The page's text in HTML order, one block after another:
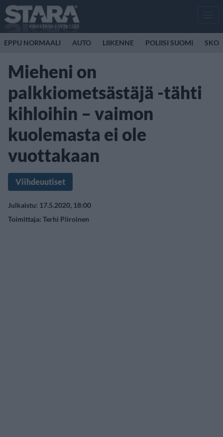
EPPU NORMAALI AUTO LIIKENNE POLIISI SUOMI
Mieheni on
palkkiometsästäjä -tähti
kihloihin – vaimon
kuolemasta ei ole
vuottakaan
Viihdeuutiset
Julkaistu: 17.5.2020, 18:00
Toimittaja: Terhi Piiroinen